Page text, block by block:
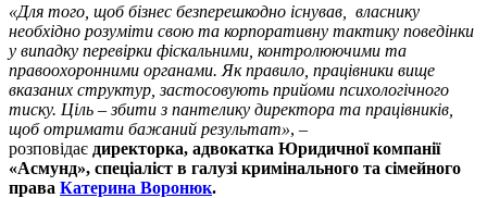
«Для того, щоб бізнес безперешкодно існував, власнику
необхідно розуміти свою та корпоративну тактику поведінки
у випадку перевірки фіскальними, контролюючими та
правоохоронними органами. Як правило, працівники вище
вказаних структур, застосовують прийоми психологічного
тиску. Ціль – збити з пантелику директора та працівників,
щоб отримати бажаний результат», –
розповідає директорка, адвокатка Юридичної компанії
«Асмунд», спеціаліст в галузі кримінального та сімейного
права Катерина Воронюк.